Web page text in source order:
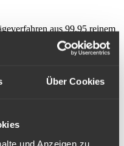
Über Cookies
und Anzeigen zu
aus 99,95 reinem
werden mit
Stempelungen sind
Heimerle+Meule,
Hersteller an, undverkauft